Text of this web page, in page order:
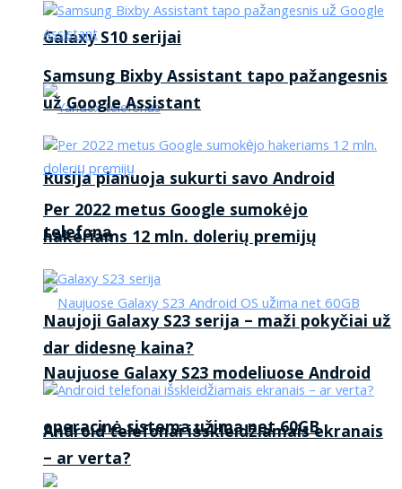
Galaxy S10 serijai
Rusija planuoja sukurti savo Android
telefoną
Naujuose Galaxy S23 modeliuose Android
operacinė sistema užima net 60GB
Samsung Bixby Assistant tapo pažangesnis
už Google Assistant
Per 2022 metus Google sumokėjo
hakeriams 12 mln. dolerių premijų
Naujoji Galaxy S23 serija – maži pokyčiai už
dar didesnę kaina?
Android telefonai išskleidžiamais ekranais
– ar verta?